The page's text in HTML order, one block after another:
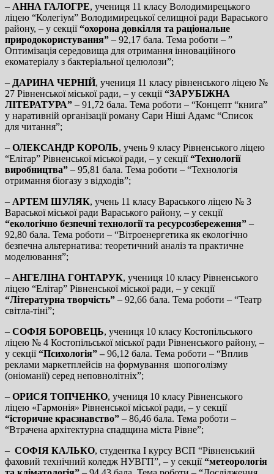
– АННА ГАЛОГРЕ, учениця 11 класу Володимирецького
ліцею “Колегіум” Володимирецької селищної ради Вараського
району, – у секції“охорона довкілля та раціональне
природокористування” – 92,17 бала. Тема роботи – ”
Оптимізація середовища для отримання інноваційного
екоматеріалу з бактеріальної целюлози”;
– ДАРИНА ЧЕРНІЙ, учениця 11 класу рівненського ліцею №
27 Рівненської міської ради, – у секції“ЗАРУБІЖНА
ЛІТЕРАТУРА” – 91,72 бала. Тема роботи – “Концепт “книга”
у наративній організації роману Сари Ніші Адамс “Список
для читання”;
– ОЛЕКСАНДР КОРОЛЬ, учень 9 класу Рівненського ліцею
“Елітар” Рівненської міської ради, – у секції“Технології
виробництва” – 95,81 бала. Тема роботи – “Технологія
отримання біогазу з відходів”;
– АРТЕМ ШУЛЯК, учень 11 класу Вараського ліцею № 3
Вараської міської ради Вараського району, – у секції
“екологічно безпечні технології та ресурсозбереження” –
92,80 бала. Тема роботи – “Вітроенергетика як екологічно
безпечна альтернатива: теоретичний аналіз та практичне
моделювання”;
– АНГЕЛІНА ГОНТАРУК, учениця 10 класу Рівненського
ліцею “Елітар” Рівненської міської ради, – у секції
“Літературна творчість” – 92,66 бала. Тема роботи – “Театр
світла-тіні”;
– СОФІЯ БОРОВЕЦЬ, учениця 10 класу Костопільського
ліцею № 4 Костопільської міської ради Рівненського району, –
у секції“Психологія” –96,12 бала. Тема роботи – “Вплив
реклами маркетплейсів на формування шопоголізму
(оніоманії) серед неповнолітніх”;
– ОРИСЯ ТОПЧЕНКО, учениця 10 класу Рівненського
ліцею «Гармонія» Рівненської міської ради, – у секції
“історичне краєзнавство” – 86,46 бала. Тема роботи –
“Втрачена архітектурна спадщина міста Рівне”;
– СОФІЯ КАЛЬКО, студентка І курсу ВСП “Рівненський
фаховий технічний коледж НУВГП”, – у секції“метеорологія